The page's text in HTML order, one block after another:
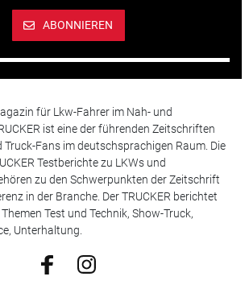
ABONNIEREN
für Lkw-Fahrer im Nah- und
ist eine der führenden Zeitschriften
Fans im deutschsprachigen Raum. Die
Testberichte zu LKWs und
zu den Schwerpunkten der Zeitschrift
in der Branche. Der TRUCKER berichtet
Test und Technik, Show-Truck,
Unterhaltung.